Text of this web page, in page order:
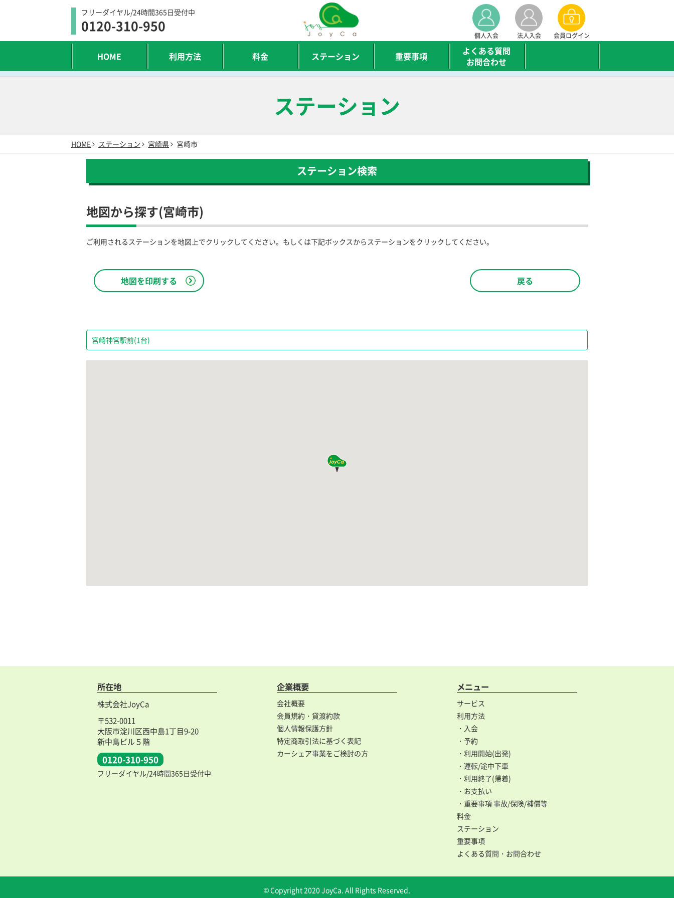
フリーダイヤル/24時間365日受付中
0120-310-950
個人入会 法人入会 会員ログイン
HOME 利用方法 料金 ステーション 重要事項
よくある質問
お問合わせ
ステーション
HOME ステーション 宮崎県 宮崎市
ステーション検索
地図から探す(宮崎市)
ご利用されるステーションを地図上でクリックしてください。もしくは下記ボックスからステーションをクリックしてください。
地図を印刷する 戻る
宮崎神宮駅前(1台)
所在地
株式会社JoyCa
〒532-0011
大阪市淀川区西中島1丁目9-20
新中島ビル５階
0120-310-950
フリーダイヤル/24時間365日受付中
企業概要
会社概要
会員規約・貸渡約款
個人情報保護方針
特定商取引法に基づく表記
カーシェア事業をご検討の方
メニュー
サービス
利用方法
・入会
・予約
・利用開始(出発)
・運転/途中下車
・利用終了(帰着)
・お支払い
・重要事項 事故/保険/補償等
料金
ステーション
重要事項
よくある質問・お問合わせ
© Copyright 2020 JoyCa. All Rights Reserved.